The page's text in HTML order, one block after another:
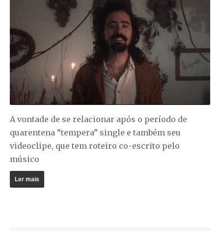
A vontade de se relacionar após o período de
quarentena “tempera” single e também seu
videoclipe, que tem roteiro co-escrito pelo
músico
Ler mais